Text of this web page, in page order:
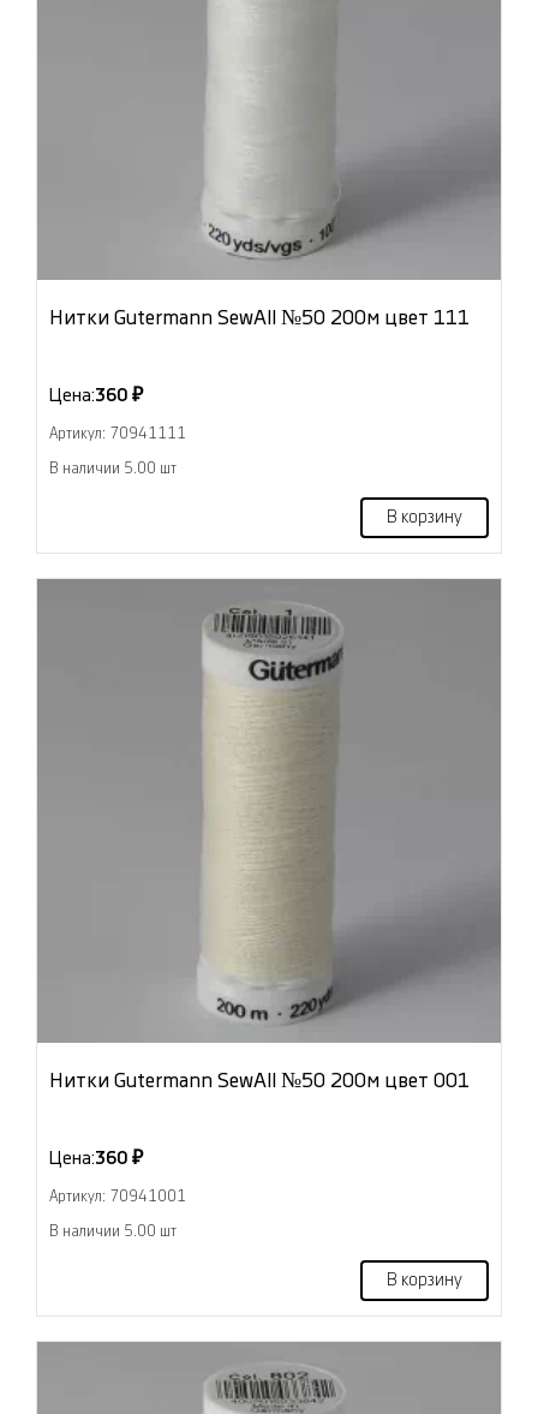
Нитки Gutermann SewAll №50 200м цвет 111
Цена:360 ₽
Артикул: 70941111
В наличии 5.00 шт
В корзину
Нитки Gutermann SewAll №50 200м цвет 001
Цена:360 ₽
Артикул: 70941001
В наличии 5.00 шт
В корзину